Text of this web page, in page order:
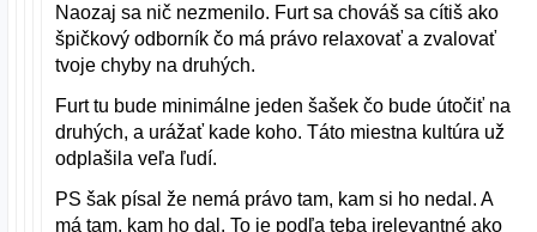
Naozaj sa nič nezmenilo. Furt sa chováš sa cítiš ako
špičkový odborník čo má právo relaxovať a zvalovať
tvoje chyby na druhých.
Furt tu bude minimálne jeden šašek čo bude útočiť na
druhých, a urážať kade koho. Táto miestna kultúra už
odplašila veľa ľudí.
PS šak písal že nemá právo tam, kam si ho nedal. A
má tam, kam ho dal. To je podľa teba irelevantné ako